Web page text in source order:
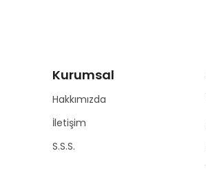
Kurumsal
Hakkımızda
İletişim
S.S.S.